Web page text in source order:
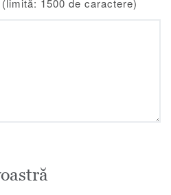
1500 de caractere)